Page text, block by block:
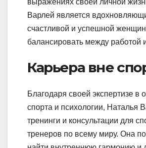
Варлей является
счастливой и успешной
балансировать между работой
Карьера вне
Благодаря своей экспертизе в
спорта и психологии, Наталья
тренинги и консультации для
тренеров по всему миру. Она